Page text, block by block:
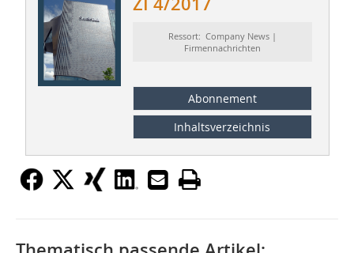
Ressort: Company News |
Firmennachrichten
Abonnement
Inhaltsverzeichnis